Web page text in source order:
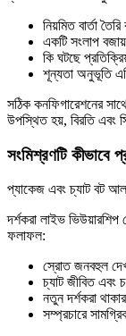
নিয়মিত বার্তা
একটি সংলাপ বজায়
কি ঘটছে
শূন্যতা অনুভূতি
সঠিক কনফিগারেশনের
উপস্থিত হয়, বিরতি এবং
সংমিশ্রণটি কীভাবে
প্যাকেজ এবং চ্যাট বট
দর্শকরা লাইভ
ফলাফল:
স্রোত জনবহুল
চ্যাট জীবিত এবং
নতুন দর্শকরা
সম্প্রচারে